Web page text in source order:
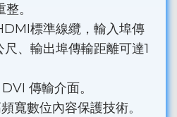
。
標準線纜，輸入埠傳
尺、輸出埠傳輸距離可達1
傳輸介面。
寬數位內容保護技術。